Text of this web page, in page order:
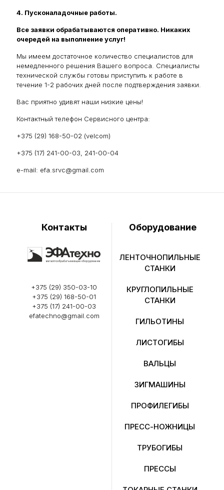
4. Пусконаладочные работы.
Все заявки обрабатываются оперативно. Никаких
очередей на выполнение услуг!
Мы имеем достаточное количество специалистов для
немедленного решения Вашего вопроса. Специалисты
технической службы готовы приступить к работе в
течение 1-2 рабочих дней после подтверждения заявки.
Вас приятно удивят наши низкие цены!
Контактный телефон Сервисного центра:
+375 (29) 168-50-02 (velcom)
+375 (17) 241-00-03, 241-00-04
e-mail: efa.srvc@gmail.com
Контакты
+375 (29) 350-03-10
+375 (29) 168-50-01
+375 (17) 241-00-03
efatechno@gmail.com
Оборудование
ЛЕНТОЧНОПИЛЬНЫЕ
СТАНКИ
КРУГЛОПИЛЬНЫЕ
СТАНКИ
ГИЛЬОТИНЫ
ЛИСТОГИБЫ
ВАЛЬЦЫ
ЗИГМАШИНЫ
ПРОФИЛЕГИБЫ
ПРЕСС-НОЖНИЦЫ
ТРУБОГИБЫ
ПРЕССЫ